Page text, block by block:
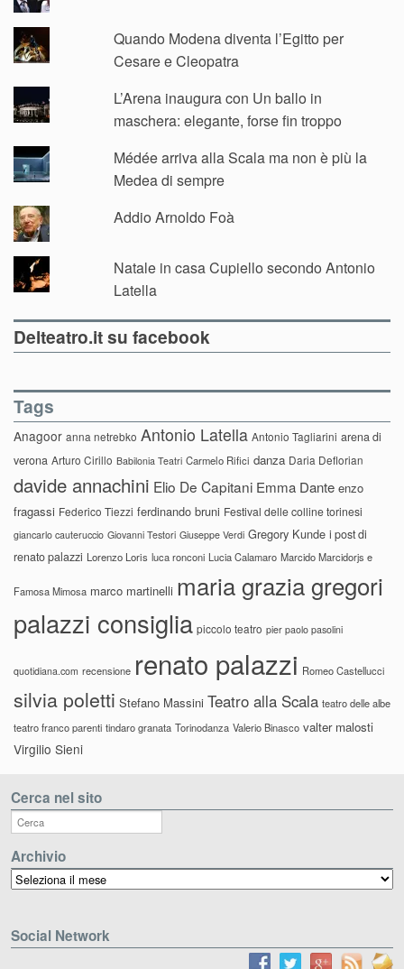
Quando Modena diventa l’Egitto per
Cesare e Cleopatra
L’Arena inaugura con Un ballo in
maschera: elegante, forse fin troppo
Médée arriva alla Scala ma non è più la
Medea di sempre
Addio Arnoldo Foà
Natale in casa Cupiello secondo Antonio
Latella
Delteatro.it su facebook
Tags
Anagoor anna netrebko Antonio Latella Antonio Tagliarini arena di
verona Arturo Cirillo Babilonia Teatri Carmelo Rifici danza Daria Deflorian
davide annachini Elio De Capitani Emma Dante enzo
fragassi Federico Tiezzi ferdinando bruni Festival delle colline torinesi
giancarlo cauteruccio Giovanni Testori Giuseppe Verdi Gregory Kunde i post di
renato palazzi Lorenzo Loris luca ronconi Lucia Calamaro Marcido Marcidorjs e
Famosa Mimosa marco martinelli maria grazia gregori
palazzi consiglia piccolo teatro pier paolo pasolini
quotidiana.com recensione renato palazzi Romeo Castellucci
silvia poletti Stefano Massini Teatro alla Scala teatro delle albe
teatro franco parenti tindaro granata Torinodanza Valerio Binasco valter malosti
Virgilio Sieni
Cerca nel sito
Archivio
Archivio
Social Network